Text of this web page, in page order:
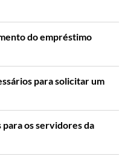
do empréstimo
para solicitar um
para os servidores da